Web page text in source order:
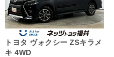
トヨタ ヴォクシー ZSキラメ
キ 4WD